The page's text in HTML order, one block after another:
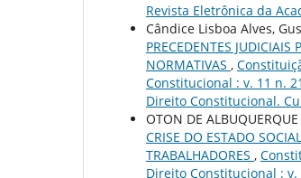
Revista Eletrônica da
Cândice Lisboa Alves,
PRECEDENTES
NORMATIVAS ,
Constitucional : v. 11 n.
Direito Constitucional.
OTON DE
CRISE DO ESTADO
TRABALHADORES ,
Direito Constitucional : v.